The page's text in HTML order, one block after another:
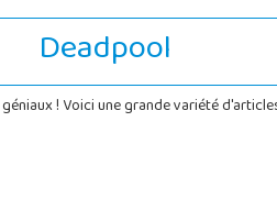
Deadpool
! Voici une grande variété